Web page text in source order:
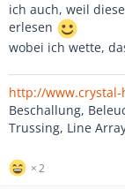
ich auch, weil
erlesen
wobei ich wette,
http://
Beschallung,
Trussing, Line
2